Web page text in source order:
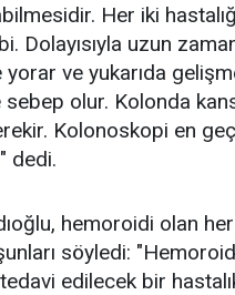
Her iki
Dolayısıyla uzun
ve yukarıda
olur. Kolonda
Kolonoskopi en
dedi.
hemoroidi olan
söyledi:
edilecek bir